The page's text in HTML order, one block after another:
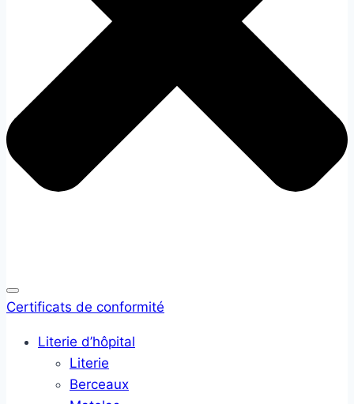
Certificats de conformité
Literie d’hôpital
Literie
Berceaux